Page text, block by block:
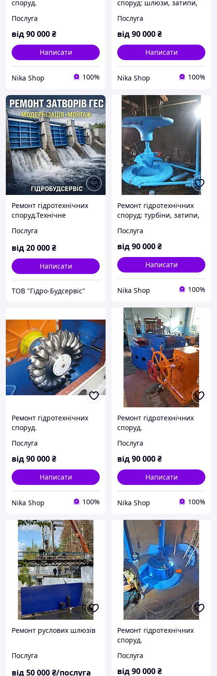
споруд.
Послуга
від90 000₴
Написати
Nika Shop 100%
споруд: шлюзи, затипи,
редуктори, лебідки
Послуга
від90 000₴
Написати
Nika Shop 100%
Ремонт гідротехнічних
споруд.Технічне
гідроагрегатів малих ГЕС,
Міні ГЕС, МікроГЕС.
Послуга
від20 000₴
Написати
ТОВ "Гідро-Будсервіс"
Ремонт гідротехнічних
споруд: турбіни, затипи,
шлюзи, водоводи
Послуга
від90 000₴
Написати
Nika Shop 100%
Ремонт гідротехнічних
споруд.
Послуга
від90 000₴
Написати
Nika Shop 100%
Ремонт гідротехнічних
споруд.
Послуга
від90 000₴
Написати
Nika Shop 100%
Ремонт руслових шлюзів
Послуга
від50 000₴/послуга
Ремонт гідротехнічних
споруд.
Послуга
від90 000₴